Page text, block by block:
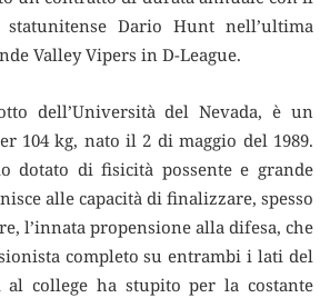
statunitense Dario Hunt nell’ultima
Valley Vipers in D-League.
dell’Università del Nevada, è un
104 kg, nato il 2 di maggio del 1989.
dotato di fisicità possente e grande
alle capacità di finalizzare, spesso
l’innata propensione alla difesa, che
completo su entrambi i lati del
al college ha stupito per la costante